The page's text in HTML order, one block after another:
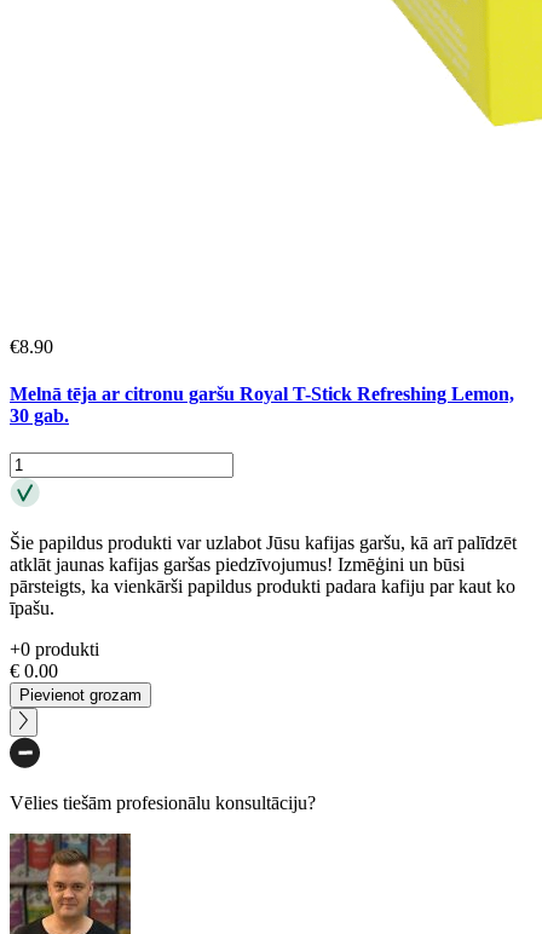
€8.90
Melnā tēja ar citronu garšu Royal T-Stick Refreshing Lemon,
30 gab.
Šie papildus produkti var uzlabot Jūsu kafijas garšu, kā arī palīdzēt
atklāt jaunas kafijas garšas piedzīvojumus! Izmēģini un būsi
pārsteigts, ka vienkārši papildus produkti padara kafiju par kaut ko
īpašu.
+0 produkti
€ 0.00
Pievienot grozam
Vēlies tiešām profesionālu konsultāciju?